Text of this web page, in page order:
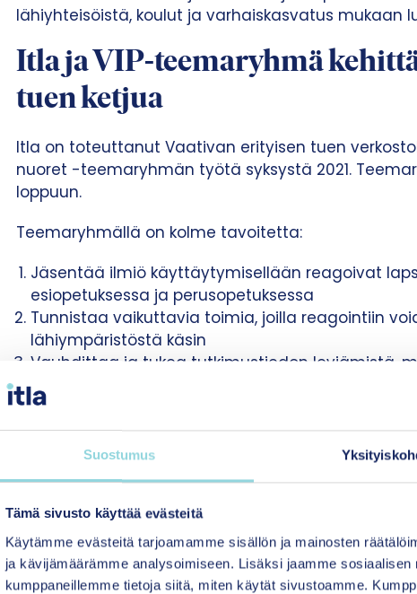
Suostumus
Tämä sivusto käyttää evästeitä
Käytämme evästeitä tarjoamamme sisällön ja mainosten
ja kävijämäärämme analysoimiseen. Lisäksi jaamme
kumppaneillemme tietoja siitä, miten käytät sivustoamme.
lähiyhteisöistä, koulut ja varhaiskasvatus mukaan
Itla ja VIP-teemaryhmä
tuen ketjua
Itla on toteuttanut Vaativan erityisen tuen
nuoret -teemaryhmän työtä syksystä 2021.
loppuun.
Teemaryhmällä on kolme tavoitetta:
Jäsentää ilmiö käyttäytymisellään reagoivat
esiopetuksessa ja perusopetuksessa
Tunnistaa vaikuttavia toimia, joilla reagointiin
lähiympäristöstä käsin
Vauhdittaa ja tukea tutkimustiedon leviämistä,
perustasolla.
lapset ja nuoret”. Tällä alleviivataan sitä, että
myös muutoksen on lähdettävä ympäristön
erityisesti ollut lähestyä käyttäytymiseen liittyviä
työskentelyllä.